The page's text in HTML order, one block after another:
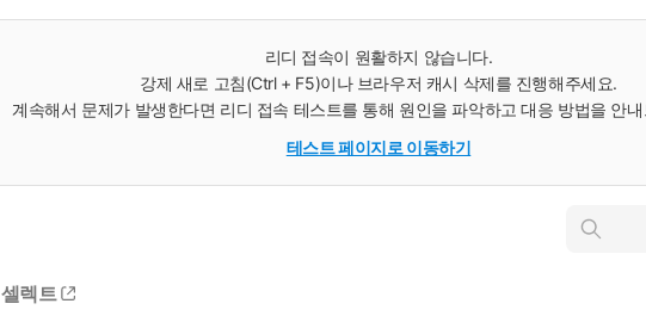
리디 접속이 원활하지 않습니다.
강제 새로 고침(Ctrl + F5)이나 브라우저 캐시 삭제를 진행해주세요.
계속해서 문제가 발생한다면 리디 접속 테스트를 통해 원인을 파악하고 대응 방법을 안
테스트 페이지로 이동하기
인
셀렉트